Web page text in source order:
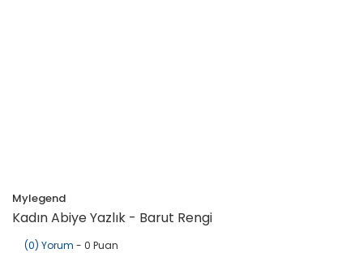
Mylegend
Kadın Abiye Yazlık - Barut Rengi
(0) Yorum - 0 Puan